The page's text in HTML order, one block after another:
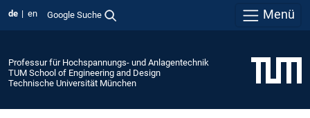
de en Google Suche Menü
Professur für Hochspannungs- und Anlagentechnik
TUM School of Engineering and Design
Technische Universität München